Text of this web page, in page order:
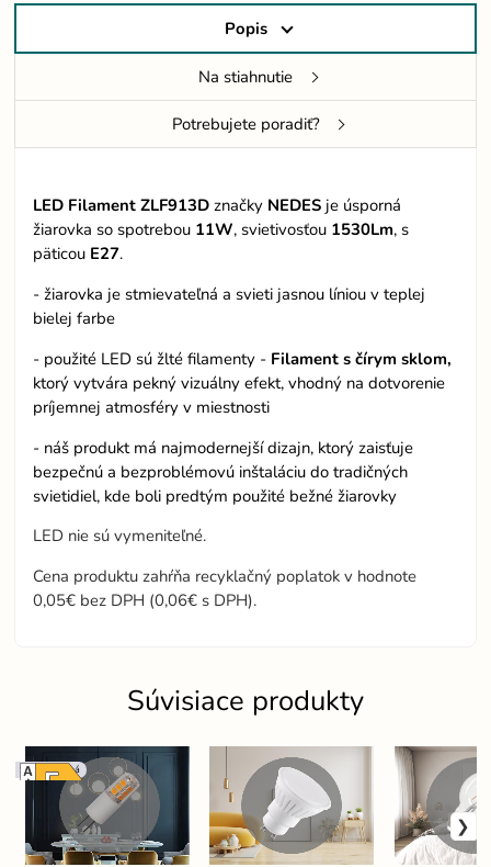
Popis
Na stiahnutie
Potrebujete poradiť?
LED Filament ZLF913D značky NEDES je úsporná
žiarovka so spotrebou 11W, svietivosťou 1530Lm, s
päticou E27.
- žiarovka je stmievateľná a svieti jasnou líniou v teplej
bielej farbe
- použité LED sú žlté filamenty - Filament s čírym sklom,
ktorý vytvára pekný vizuálny efekt, vhodný na dotvorenie
príjemnej atmosféry v miestnosti
- náš produkt má najmodernejší dizajn, ktorý zaisťuje
bezpečnú a bezproblémovú inštaláciu do tradičných
svietidiel, kde boli predtým použité bežné žiarovky
LED nie sú vymeniteľné.
Cena produktu zahŕňa recyklačný poplatok v hodnote
0,05€ bez DPH (0,06€ s DPH).
Súvisiace produkty
Stmievateľná